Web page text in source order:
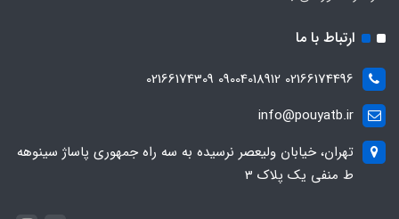
ارتباط با ما
02166174496 09004018912 02166174309
info@pouyatb.ir
تهران، خیابان ولیعصر نرسیده به سه راه جمهوری پاساژ سینوهه
ط منفی یک پلاک 3